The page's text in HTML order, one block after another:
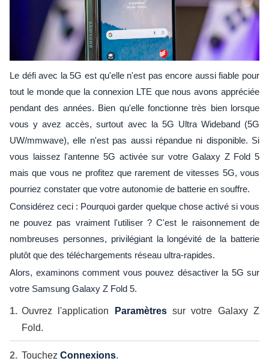
Le défi avec la 5G est qu'elle n'est pas encore aussi fiable pour
tout le monde que la connexion LTE que nous avons appréciée
pendant des années. Bien qu'elle fonctionne très bien lorsque
vous y avez accès, surtout avec la 5G Ultra Wideband (5G
UW/mmwave), elle n'est pas aussi répandue ni disponible. Si
vous laissez l'antenne 5G activée sur votre Galaxy Z Fold 5
mais que vous ne profitez que rarement de vitesses 5G, vous
pourriez constater que votre autonomie de batterie en souffre.
Considérez ceci : Pourquoi garder quelque chose activé si vous
ne pouvez pas vraiment l'utiliser ? C'est le raisonnement de
nombreuses personnes, privilégiant la longévité de la batterie
plutôt que des téléchargements réseau ultra-rapides.
Alors, examinons comment vous pouvez désactiver la 5G sur
votre Samsung Galaxy Z Fold 5.
Ouvrez l'application Paramètressur votre Galaxy Z
Fold.
Touchez Connexions.